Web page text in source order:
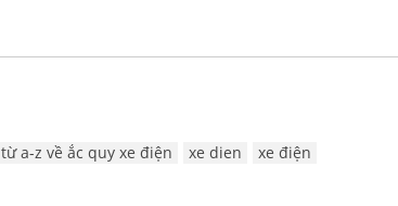
từ a-z về ắc quy xe điện xe dien xe điện